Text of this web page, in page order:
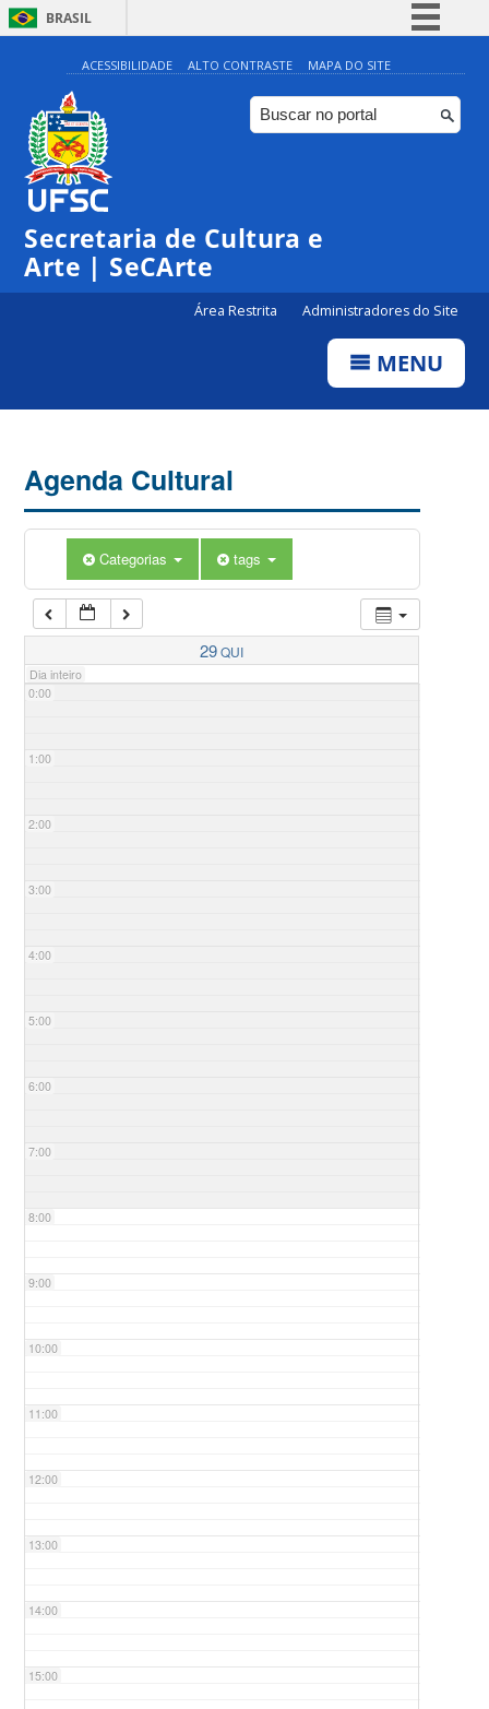
BRASIL
Simplifique!
Comunica BR
Participe
ACESSIBILIDADE ALTO CONTRASTE MAPA DO SITE
Secretaria de Cultura e
Arte | SeCArte
Área Restrita Administradores do Site
MENU
Agenda Cultural
Categorias tags
29QUI
Dia inteiro
0:00
1:00
2:00
3:00
4:00
5:00
6:00
7:00
8:00
9:00
10:00
11:00
12:00
13:00
14:00
15:00